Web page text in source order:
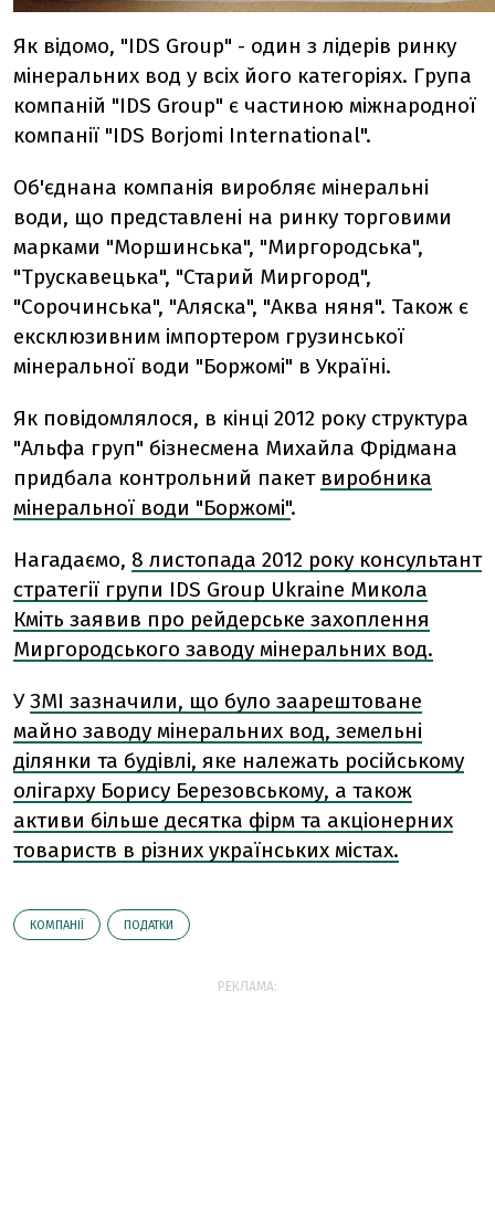
Як відомо, "IDS Group" - один з лідерів ринку
мінеральних вод у всіх його категоріях. Група
компаній "IDS Group" є частиною міжнародної
компанії "IDS Borjomi International".
Об'єднана компанія виробляє мінеральні
води, що представлені на ринку торговими
марками "Моршинська", "Миргородська",
"Трускавецька", "Старий Миргород",
"Сорочинська", "Аляска", "Аква няня". Також є
ексклюзивним імпортером грузинської
мінеральної води "Боржомі" в Україні.
Як повідомлялося, в кінці 2012 року структура
"Альфа груп" бізнесмена Михайла Фрідмана
придбала контрольний пакет виробника
мінеральної води "Боржомі".
Нагадаємо, 8 листопада 2012 року консультант
стратегії групи IDS Group Ukraine Микола
Кміть заявив про рейдерське захоплення
Миргородського заводу мінеральних вод.
УЗМІ зазначили, що було заарештоване
майно заводу мінеральних вод, земельні
ділянки та будівлі, яке належать російському
олігарху Борису Березовському, а також
активи більше десятка фірм та акціонерних
товариств в різних українських містах.
КОМПАНІЇ ПОДАТКИ
РЕКЛАМА: